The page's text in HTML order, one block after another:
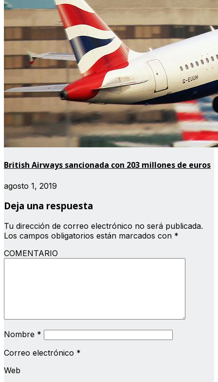
British Airways sancionada con 203 millones de euros
agosto 1, 2019
Deja una respuesta
Tu dirección de correo electrónico no será publicada.
Los campos obligatorios están marcados con *
COMENTARIO
Nombre *
Correo electrónico *
Web